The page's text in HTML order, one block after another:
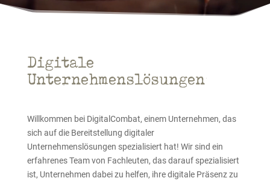
Digitale
Unternehmenslösungen
Willkommen bei DigitalCombat, einem Unternehmen, das
sich auf die Bereitstellung digitaler
Unternehmenslösungen spezialisiert hat! Wir sind ein
erfahrenes Team von Fachleuten, das darauf spezialisiert
ist, Unternehmen dabei zu helfen, ihre digitale Präsenz zu